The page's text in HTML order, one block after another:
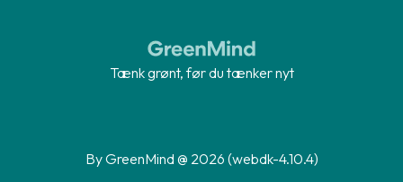
Tænk grønt, før du tænker nyt
By GreenMind @ 2026 (webdk-4.10.4)